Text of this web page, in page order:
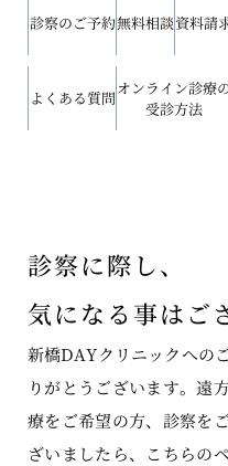
診察のご予約無料相談資料請
よくある質問オンライン診療
受診方法
診察に際し、
気になる事はご
新橋DAYクリニックへの
りがとうございます。遠
療をご希望の方、診察を
ざいましたら、こちらの